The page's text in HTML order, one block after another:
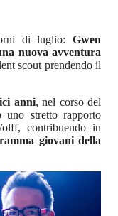
di luglio: Gwen
nuova avventura
scout prendendo il
anni, nel corso del
uno stretto rapporto
contribuendo in
giovani della